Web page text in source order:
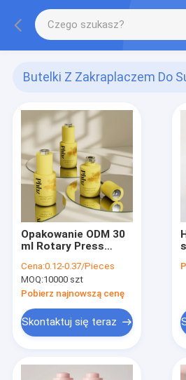
Butelki Z Zakraplaczem Do
Opakowanie ODM 30
ml Rotary Press
Butelki Szklany
materiał
Cena:0.12-0.37/Pieces
MOQ:10000 szt
Pobierz najnowszą cenę
Skontaktuj się teraz